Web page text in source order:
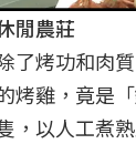
閒農莊
了烤功和肉
烤雞，竟是
，以人工煮